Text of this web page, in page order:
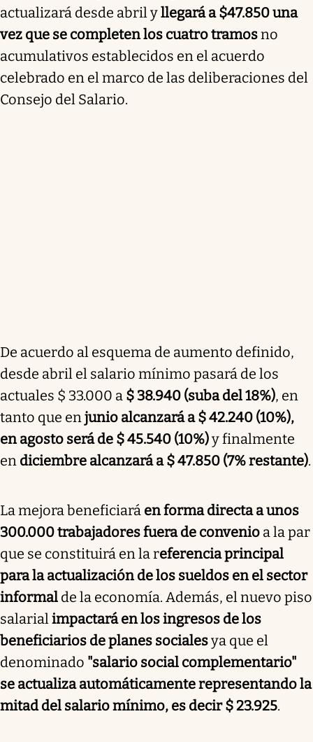
actualizará desde abril yllegará a $47.850 una
vez que se completen los cuatro tramosno
acumulativos establecidos en el acuerdo
celebrado en el marco de las deliberaciones del
Consejo del Salario.
De acuerdo al esquema de aumento definido,
desde abril el salario mínimo pasará de los
actuales $ 33.000 a $ 38.940 (suba del 18%), en
tanto que enjunio alcanzará a $ 42.240 (10%),
en agosto será de $ 45.540 (10%)y finalmente
en diciembre alcanzará a $ 47.850 (7% restante).
La mejora beneficiará en forma directa a unos
300.000 trabajadores fuera de convenio a la par
que se constituirá en la referencia principal
para la actualización de los sueldos en el sector
informal de la economía. Además, el nuevo piso
salarialimpactará en los ingresos de los
beneficiarios de planes socialesya que el
denominado "salario social complementario"
se actualiza automáticamente representando la
mitad del salario mínimo, es decir $ 23.925.